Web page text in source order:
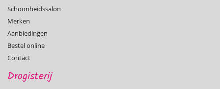
Schoonheidssalon
Merken
Aanbiedingen
Bestel online
Contact
Drogisterij